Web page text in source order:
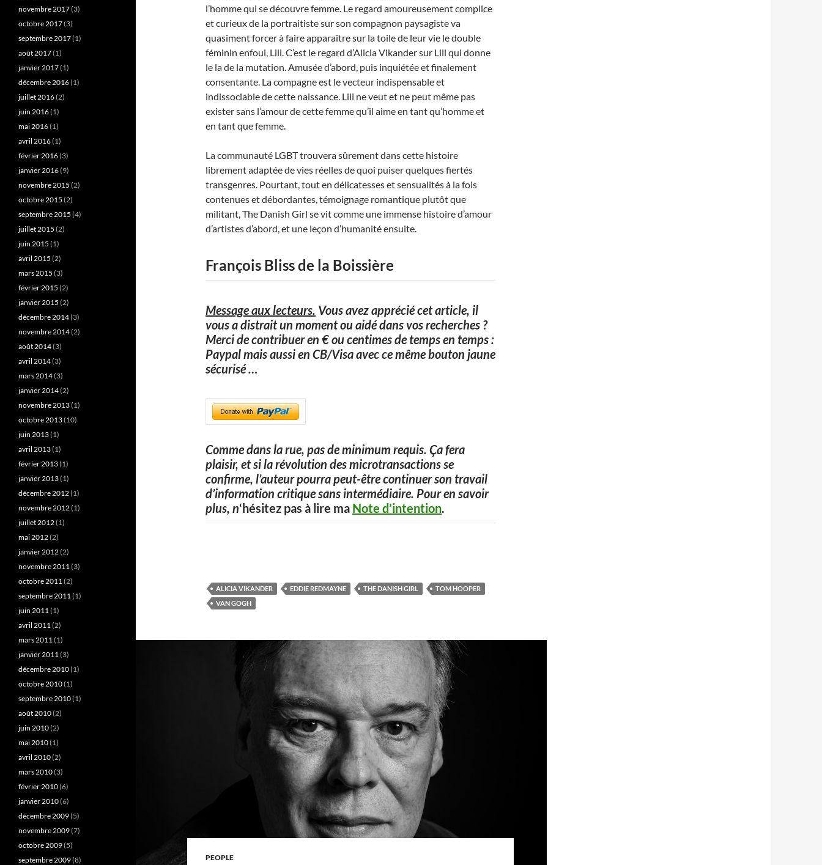
l’homme qui se découvre femme. Le regard amoureusement complice
et curieux de la portraitiste sur son compagnon paysagiste va
quasiment forcer à faire apparaître sur la toile de leur vie le double
féminin enfoui, Lili. C’est le regard d’Alicia Vikander sur Lili qui donne
le la de la mutation. Amusée d’abord, puis inquiétée et finalement
consentante. La compagne est le vecteur indispensable et
indissociable de cette naissance. Lili ne veut et ne peut même pas
exister sans l’amour de cette femme qu’il aime en tant qu’homme et
en tant que femme.
La communauté LGBT trouvera sûrement dans cette histoire
librement adaptée de vies réelles de quoi puiser quelques fiertés
transgenres. Pourtant, tout en délicatesses et sensualités à la fois
contenues et débordantes, témoignage romantique plutôt que
militant, The Danish Girl se vit comme une immense histoire d’amour
d’artistes d’abord, et une leçon d’humanité ensuite.
François Bliss de la Boissière
Message aux lecteurs. Vous avez apprécié cet article, il
vous a distrait un moment ou aidé dans vos recherches ?
Merci de contribuer en € ou centimes de temps en temps :
Paypal mais aussi en CB/Visa avec ce même bouton jaune
sécurisé…
Comme dans la rue, pas de minimum requis. Ça fera
plaisir, et si la révolution des microtransactions se
confirme, l’auteur pourra peut-être continuer son travail
d’information critique sans intermédiaire. Pour en savoir
plus, n‘hésitez pas à lire ma Note d’intention.
ALICIA VIKANDER EDDIE REDMAYNE THE DANISH GIRL
TOM HOOPER
VAN GOGH
PEOPLE
novembre 2017(3)
octobre 2017(3)
septembre 2017(1)
août 2017(1)
janvier 2017(1)
décembre 2016(1)
juillet 2016(2)
juin 2016(1)
mai 2016(1)
avril 2016(1)
février 2016(3)
janvier 2016(9)
novembre 2015 (2)
octobre 2015 (2)
septembre 2015 (4)
juillet 2015 (2)
juin 2015 (1)
avril 2015 (2)
mars 2015 (3)
février 2015 (2)
janvier 2015 (2)
décembre 2014(3)
novembre 2014(2)
août 2014(3)
avril 2014(3)
mars 2014(3)
janvier 2014(2)
novembre 2013(1)
octobre 2013(10)
juin 2013(1)
avril 2013(1)
février 2013(1)
janvier 2013(1)
décembre 2012(1)
novembre 2012(1)
juillet 2012(1)
mai 2012(2)
janvier 2012(2)
novembre 2011(3)
octobre 2011(2)
septembre 2011(1)
juin 2011(1)
avril 2011(2)
mars 2011(1)
janvier 2011(3)
décembre 2010(1)
octobre 2010(1)
septembre 2010(1)
août 2010(2)
juin 2010(2)
mai 2010(1)
avril 2010(2)
mars 2010(3)
février 2010(6)
janvier 2010(6)
décembre 2009(5)
novembre 2009(7)
octobre 2009(5)
septembre 2009(8)